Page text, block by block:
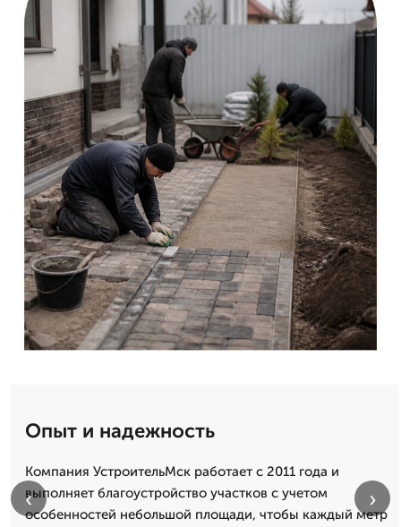
Опыт и надежность
Компания УстроительМск работает с 2011 года и
выполняет благоустройство участков с учетом
особенностей небольшой площади, чтобы каждый метр
‹ ›